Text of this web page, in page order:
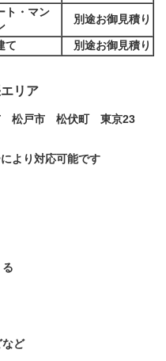
ト・マン
別途お御見積り
て 別途お御見積り
リア
松戸市 松伏町東京23
より対応可能です
ど